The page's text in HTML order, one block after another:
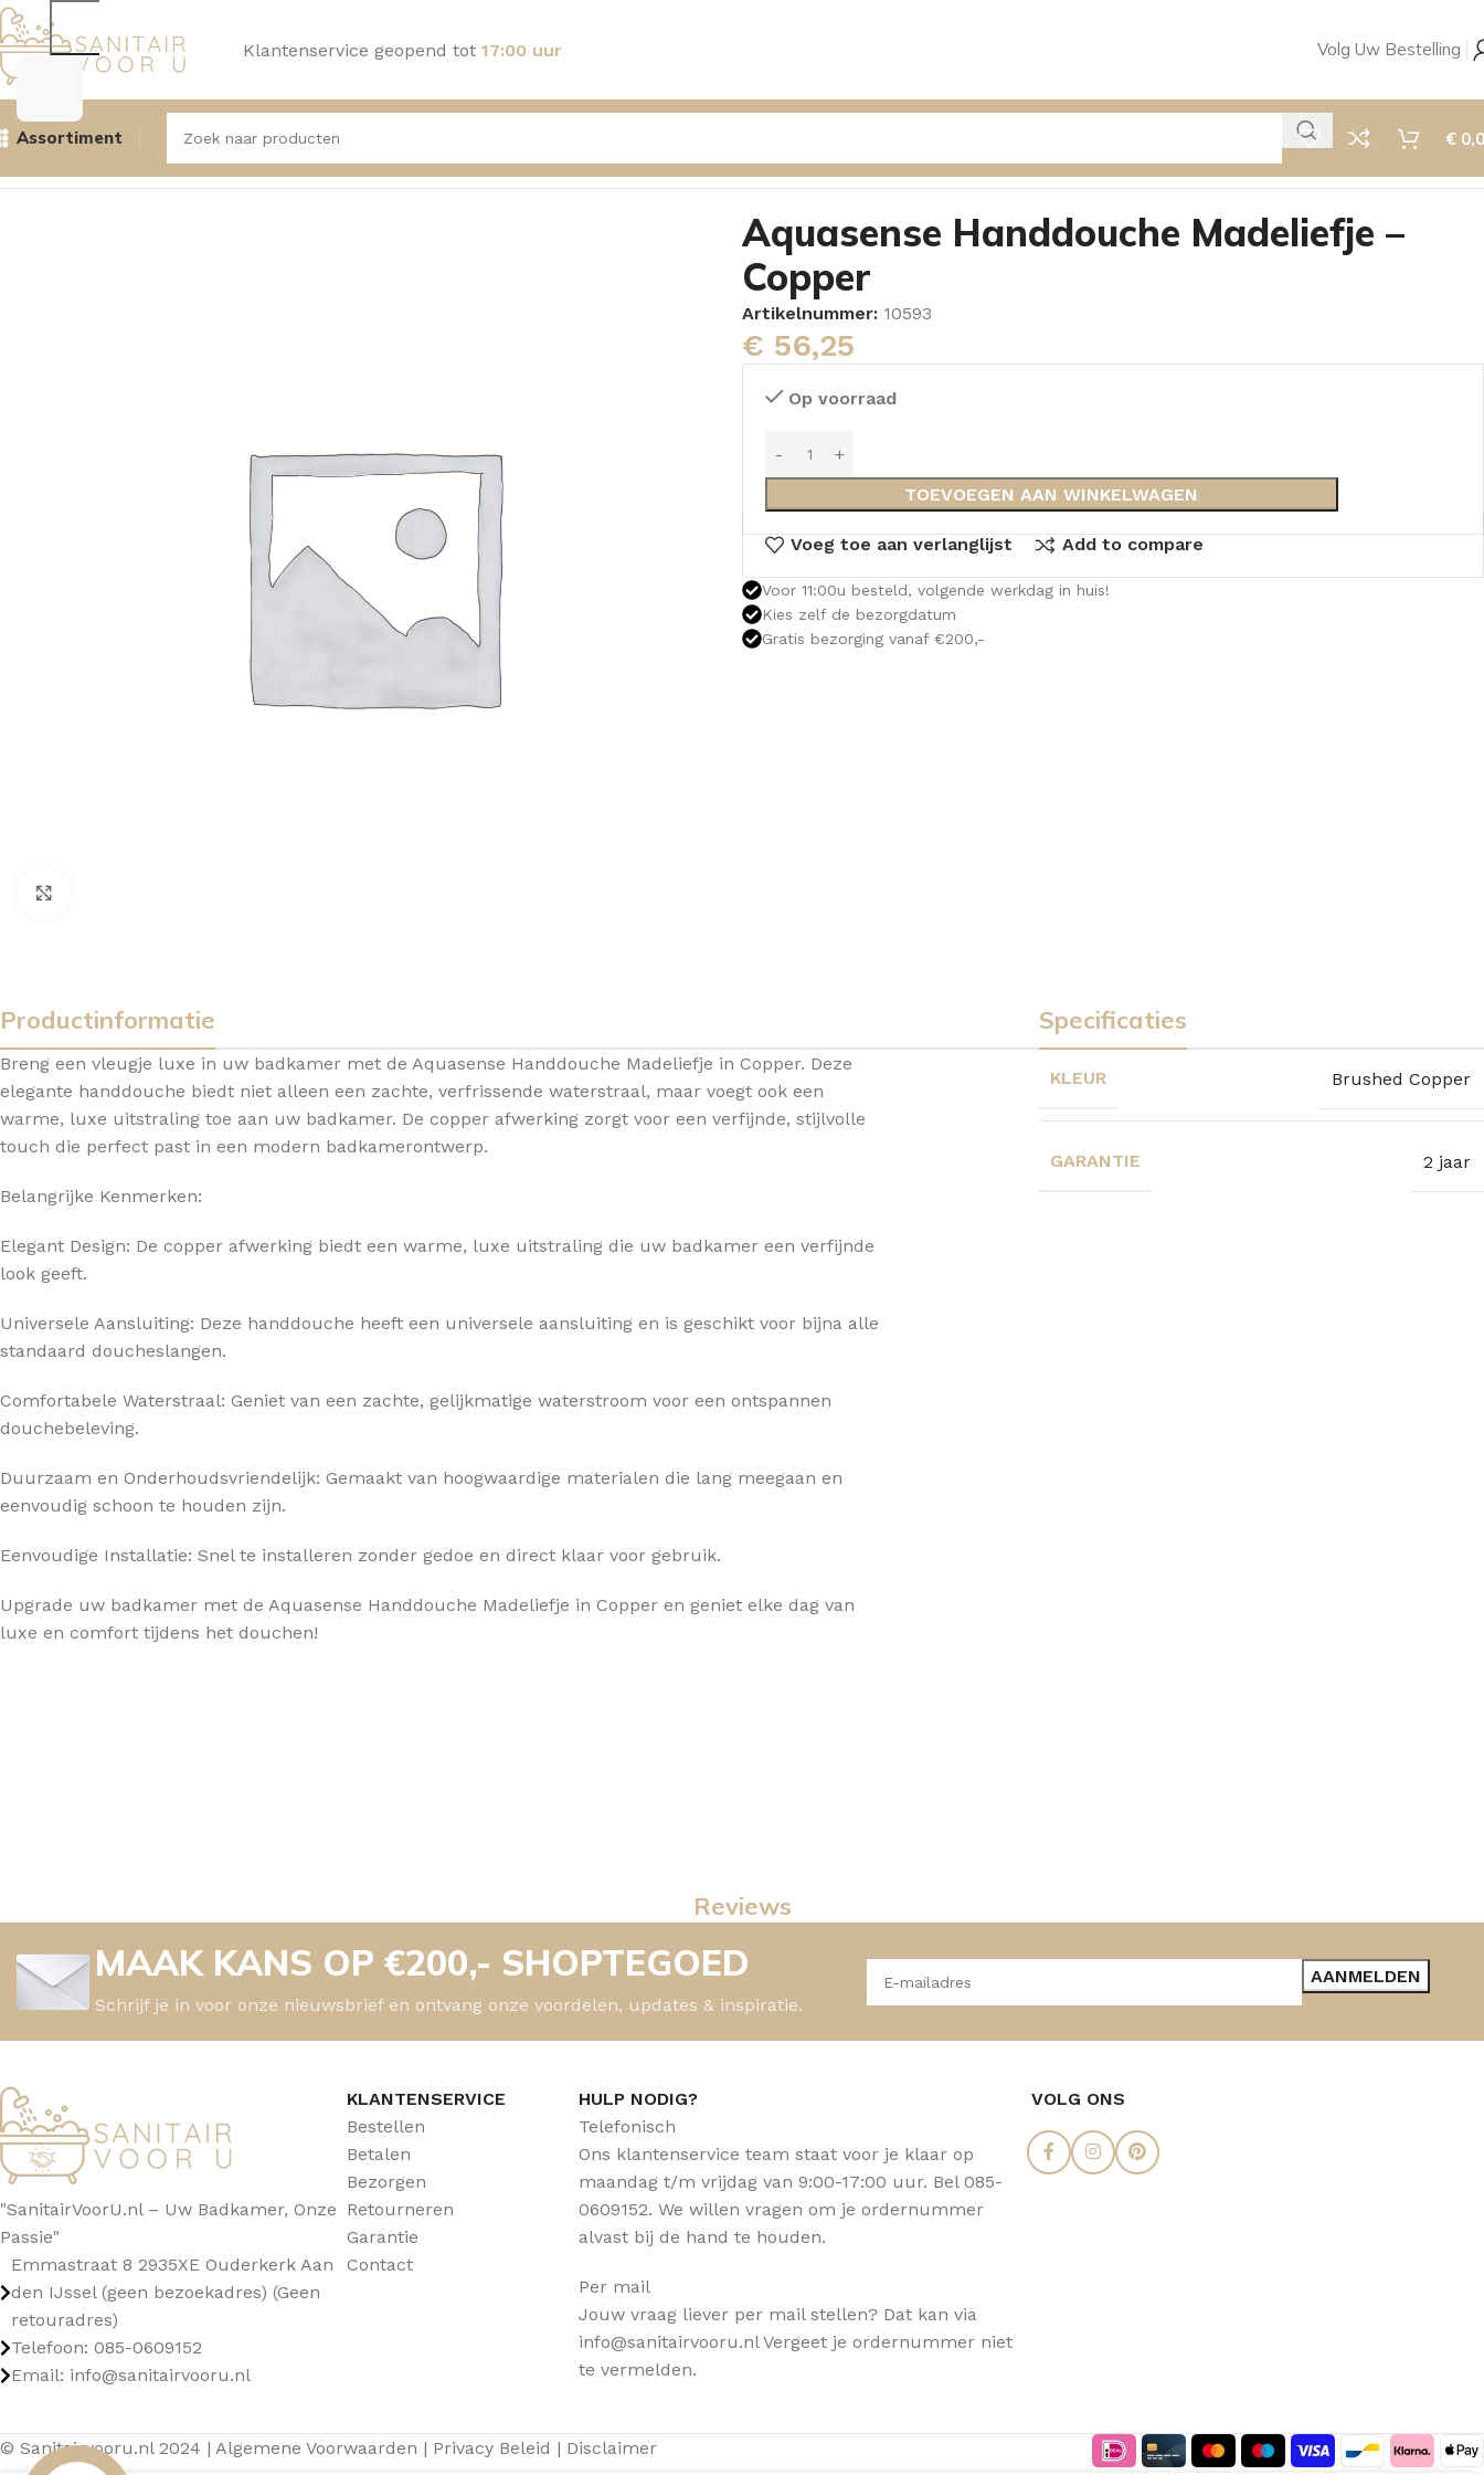
Klantenservice geopend tot 17:00 uur Volg Uw Bestelling
Assortiment
TOPBLADEN
€
Handdouches, houders en doucheslangen Aquasense Handdouche Madeliefje – Copper
Aquasense Handdouche Madeliefje –
Copper
Artikelnummer: 10593
€ 56,25
Op voorraad
TOEVOEGEN AAN WINKELWAGEN
Voeg toe aan verlanglijst Add to compare
Voor 11:00u besteld, volgende werkdag in huis!
Kies zelf de bezorgdatum
Gratis bezorging vanaf €200,-
Productinformatie
Breng een vleugje luxe in uw badkamer met de Aquasense Handdouche Madeliefje in Copper. Deze
elegante handdouche biedt niet alleen een zachte, verfrissende waterstraal, maar voegt ook een
warme, luxe uitstraling toe aan uw badkamer. De copper afwerking zorgt voor een verfijnde, stijlvolle
touch die perfect past in een modern badkamerontwerp.
Belangrijke Kenmerken:
Elegant Design: De copper afwerking biedt een warme, luxe uitstraling die uw badkamer een verfijnde
look geeft.
Universele Aansluiting: Deze handdouche heeft een universele aansluiting en is geschikt voor bijna alle
standaard doucheslangen.
Comfortabele Waterstraal: Geniet van een zachte, gelijkmatige waterstroom voor een ontspannen
douchebeleving.
Duurzaam en Onderhoudsvriendelijk: Gemaakt van hoogwaardige materialen die lang meegaan en
eenvoudig schoon te houden zijn.
Eenvoudige Installatie: Snel te installeren zonder gedoe en direct klaar voor gebruik.
Upgrade uw badkamer met de Aquasense Handdouche Madeliefje in Copper en geniet elke dag van
luxe en comfort tijdens het douchen!
Specificaties
KLEUR Brushed Copper
GARANTIE 2 jaar
Reviews
MAAK KANS OP €200,- SHOPTEGOED
Schrijf je in voor onze nieuwsbrief en ontvang onze voordelen, updates & inspiratie.
"SanitairVoorU.nl – Uw Badkamer, Onze
Passie"
Emmastraat 8 2935XE Ouderkerk Aan
den IJssel (geen bezoekadres) (Geen
retouradres)
Telefoon: 085-0609152
Email: info@sanitairvooru.nl
KLANTENSERVICE
Bestellen
Betalen
Bezorgen
Retourneren
Garantie
Contact
HULP NODIG?
Telefonisch
Ons klantenservice team staat voor je klaar op
maandag t/m vrijdag van 9:00-17:00 uur. Bel 085-
0609152. We willen vragen om je ordernummer
alvast bij de hand te houden.
Per mail
Jouw vraag liever per mail stellen? Dat kan via
info@sanitairvooru.nl Vergeet je ordernummer niet
te vermelden.
VOLG ONS
© Sanitairvooru.nl 2024 | Algemene Voorwaarden | Privacy Beleid | Disclaimer